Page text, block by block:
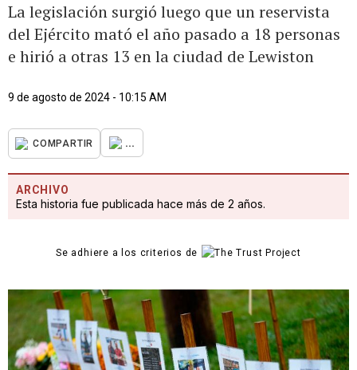
La legislación surgió luego que un reservista
del Ejército mató el año pasado a 18 personas
e hirió a otras 13 en la ciudad de Lewiston
9 de agosto de 2024 - 10:15 AM
COMPARTIR ...
ARCHIVO
Esta historia fue publicada hace más de 2 años.
Se adhiere a los criterios de